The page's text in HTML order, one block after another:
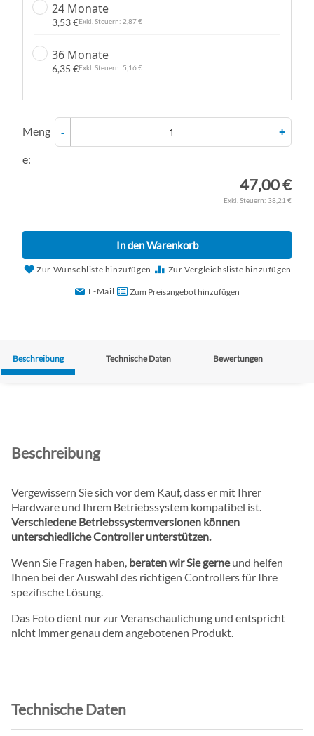
24 Monate
3,53 € 2,87 €
36 Monate
6,35 € 5,16 €
Meng
e:
- +
47,00 €
38,21 €
In den Warenkorb
Zur Wunschliste hinzufügen Zur Vergleichsliste hinzufügen
E-Mail Zum Preisangebot hinzufügen
Beschreibung Technische Daten Bewertungen
Beschreibung
Vergewissern Sie sich vor dem Kauf, dass er mit Ihrer
Hardware und Ihrem Betriebssystem kompatibel ist.
Verschiedene Betriebssystemversionen können
unterschiedliche Controller unterstützen.
Wenn Sie Fragen haben, beraten wir Sie gerneund helfen
Ihnen bei der Auswahl des richtigen Controllers für Ihre
spezifische Lösung.
Das Foto dient nur zur Veranschaulichung und entspricht
nicht immer genau dem angebotenen Produkt.
Technische Daten